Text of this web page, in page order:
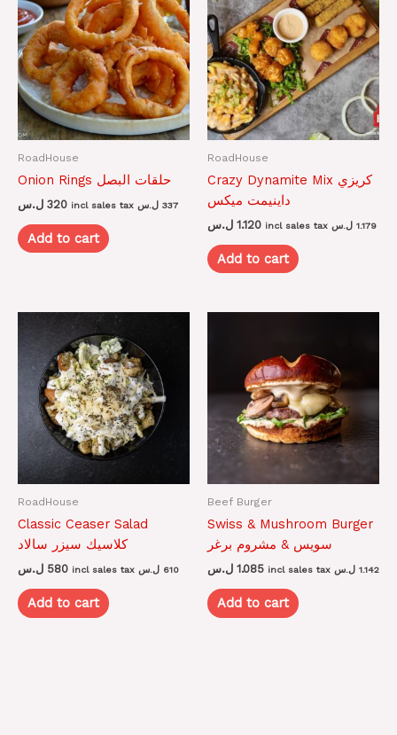
RoadHouse
Onion Rings حلقات البصل
320 ل.س incl sales tax 337 ل.س
Add to cart
RoadHouse
Crazy Dynamite Mix كريزي
داينيمت ميكس
1.120 ل.س incl sales tax 1.179 ل.س
Add to cart
RoadHouse
Classic Ceaser Salad
كلاسيك سيزر سالاد
580 ل.س incl sales tax 610 ل.س
Add to cart
Beef Burger
Swiss & Mushroom Burger
سويس & مشروم برغر
1.085 ل.س incl sales tax 1.142 ل.س
Add to cart